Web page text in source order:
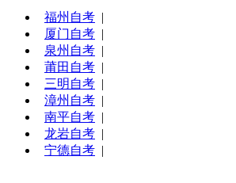
福州自考 |
厦门自考 |
泉州自考 |
莆田自考 |
三明自考 |
漳州自考 |
南平自考 |
龙岩自考 |
宁德自考 |